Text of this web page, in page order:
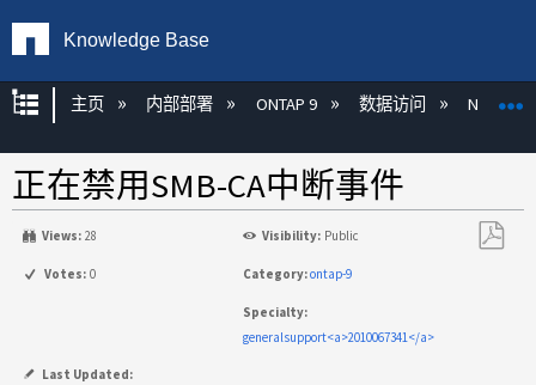
Knowledge Base
扩展/隐缩全局层次
主页 内部部署 ONTAP 9 数据访问 NAS
正在禁用SMB-CA中断事件
Views: 28 Visibility: Public
Votes: 0 Category:ontap-9
Specialty:
generalsupport<a>2010067341</a>
Last Updated: